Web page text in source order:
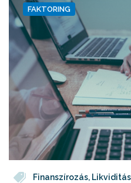
FAKTORING
Finanszírozás, Likviditás